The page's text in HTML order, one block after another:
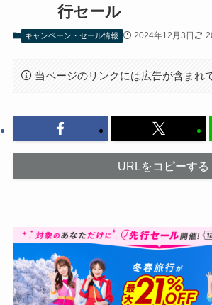
行セール
キャンペーン・セール情報 2024年12月3日
当ページのリンクには広告が含まれ
URLをコピーする